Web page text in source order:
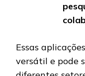
Essas
versátil e pode